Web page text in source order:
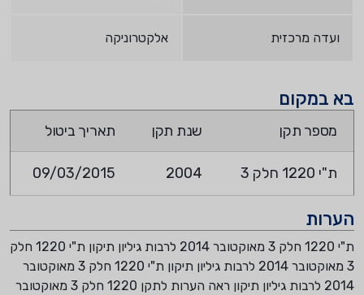
ועדה מרכזית אלקטרוניקה
בא במקום
מספר תקן שנת תקן תאריך ביטול
ת"י 1220 חלק 3 2004
09/03/2015
הערות
ת"י 1220 חלק 3 מאוקטובר 2014 לרבות גיליון תיקון ת"י 1220 חלק
3 מאוקטובר 2014 לרבות גיליון תיקון ת"י 1220 חלק 3 מאוקטובר
2014 לרבות גיליון תיקון ראה הערות לתקן 1220 חלק 3 מאוקטובר